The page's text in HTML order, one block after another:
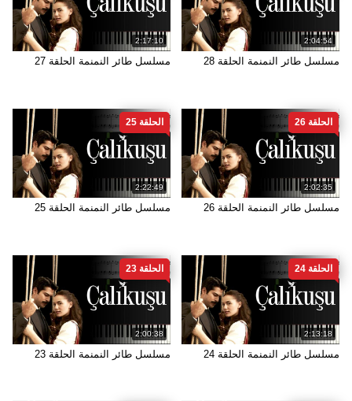
2:04:54
مسلسل طائر النمنمة الحلقة 28
2:17:10
مسلسل طائر النمنمة الحلقة 27
2:02:35
الحلقة 26
مسلسل طائر النمنمة الحلقة 26
2:22:49
الحلقة 25
مسلسل طائر النمنمة الحلقة 25
2:13:18
الحلقة 24
مسلسل طائر النمنمة الحلقة 24
2:00:38
الحلقة 23
مسلسل طائر النمنمة الحلقة 23